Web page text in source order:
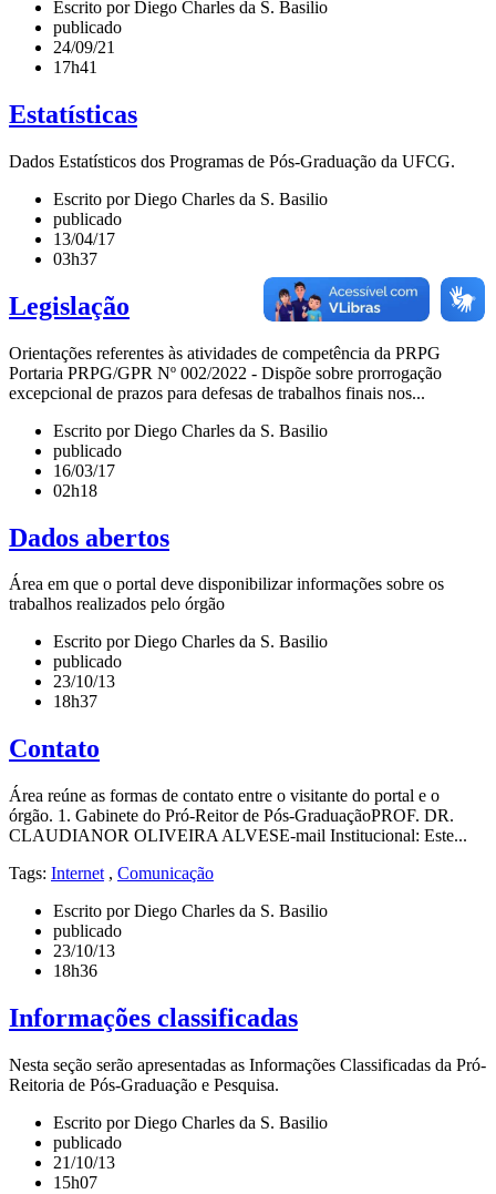
Escrito por Diego Charles da S. Basilio
publicado
24/09/21
17h41
Estatísticas
Dados Estatísticos dos Programas de Pós-Graduação da UFCG.
Escrito por Diego Charles da S. Basilio
publicado
13/04/17
03h37
Legislação
Orientações referentes às atividades de competência da PRPG
Portaria PRPG/GPR Nº 002/2022 - Dispõe sobre prorrogação
excepcional de prazos para defesas de trabalhos finais nos...
Escrito por Diego Charles da S. Basilio
publicado
16/03/17
02h18
Dados abertos
Área em que o portal deve disponibilizar informações sobre os
trabalhos realizados pelo órgão
Escrito por Diego Charles da S. Basilio
publicado
23/10/13
18h37
Contato
Área reúne as formas de contato entre o visitante do portal e o
órgão. 1. Gabinete do Pró-Reitor de Pós-GraduaçãoPROF. DR.
CLAUDIANOR OLIVEIRA ALVESE-mail Institucional: Este...
Tags: Internet , Comunicação
Escrito por Diego Charles da S. Basilio
publicado
23/10/13
18h36
Informações classificadas
Nesta seção serão apresentadas as Informações Classificadas da Pró-
Reitoria de Pós-Graduação e Pesquisa.
Escrito por Diego Charles da S. Basilio
publicado
21/10/13
15h07